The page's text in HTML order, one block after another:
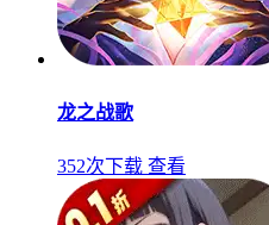
龙之战歌
352次下载 查看